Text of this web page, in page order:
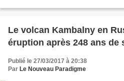
Le volcan Kambalny en
éruption après 248 ans de
Publié le 27/03/2017 à 20:38
Par Le Nouveau Paradigme